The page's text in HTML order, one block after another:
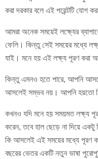
করা দরকার বলে এই পয়েন্টটি যোগ
আমরা অনেক সময়েই লক্ষ্যের
ফেলি। কিন্তু সেই সময়ের মধ্যে
যাই। মনে হয় এই লক্ষ্য পূরণ করা
কিন্তু এমনও হতে পারে, আপনি
আসলেই সম্ভব নয়। আপনি হয়তো
কখনও যদি মনে হয় সময়মত লক্ষ্য
করেন, তবে হাল ছেড়ে না দিয়ে
কি আসলেই এই সময়ের মধ্যে পূরণ
বছরের ভেতর একটি নতুন ভাষা